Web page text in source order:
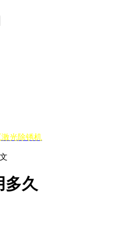
激光除锈机
多久